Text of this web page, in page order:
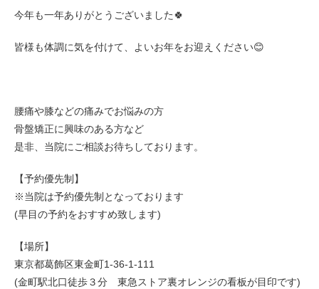
今年も一年ありがとうございました🍀
皆様も体調に気を付けて、よいお年をお迎えください😊
腰痛や膝などの痛みでお悩みの方
骨盤矯正に興味のある方など
是非、当院にご相談お待ちしております。
【予約優先制】
※当院は予約優先制となっております
(早目の予約をおすすめ致します)
【場所】
東京都葛飾区東金町1-36-1-111
(金町駅北口徒歩３分 東急ストア裏オレンジの看板が目印です)